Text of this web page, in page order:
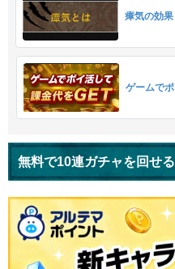
瘴気の効
ゲームで
無料で10連ガチャを回せる